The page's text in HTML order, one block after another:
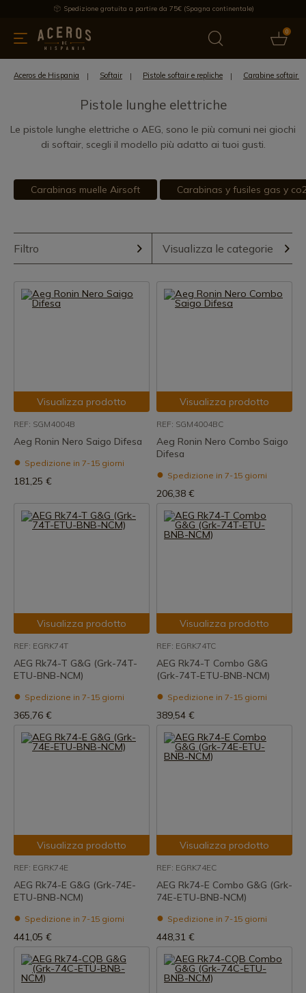
Spedizione gratuita a partire da 75€ (Spagna continentale)
0
cucina Offre Ultime notizie Venduti Marche
Aceros de Hispania Softair Pistole softair e repliche Carabine softair
Pistole lunghe elettriche
Le pistole lunghe elettriche o AEG, sono le più comuni nei giochi
di softair, scegli il modello più adatto ai tuoi gusti.
Carabinas muelle Airsoft Carabinas y fusiles gas y
Filtro Visualizza le categorie
Visualizza prodotto
REF: SGM4004B
Aeg Ronin Nero Saigo Difesa
Spedizione in 7-15 giorni
181,25 €
Visualizza prodotto
REF: SGM4004BC
Aeg Ronin Nero Combo Saigo
Difesa
Spedizione in 7-15 giorni
206,38 €
Visualizza prodotto
REF: EGRK74T
AEG Rk74-T G&G (Grk-74T-
ETU-BNB-NCM)
Spedizione in 7-15 giorni
365,76 €
Visualizza prodotto
REF: EGRK74TC
AEG Rk74-T Combo G&G
(Grk-74T-ETU-BNB-NCM)
Spedizione in 7-15 giorni
389,54 €
Visualizza prodotto
REF: EGRK74E
AEG Rk74-E G&G (Grk-74E-
ETU-BNB-NCM)
Spedizione in 7-15 giorni
441,05 €
Visualizza prodotto
REF: EGRK74EC
AEG Rk74-E Combo G&G (Grk-
74E-ETU-BNB-NCM)
Spedizione in 7-15 giorni
448,31 €